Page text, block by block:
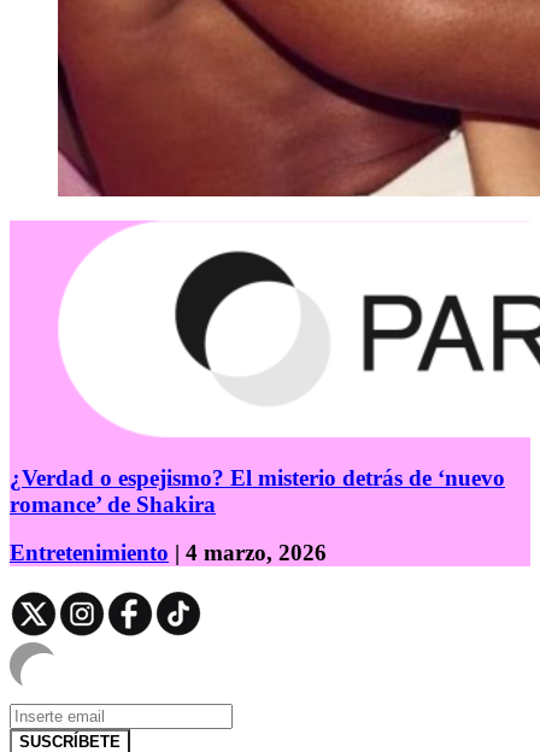
¿Verdad o espejismo? El misterio detrás de ‘nuevo
romance’ de Shakira
Entretenimiento | 4 marzo, 2026
SUSCRÍBETE